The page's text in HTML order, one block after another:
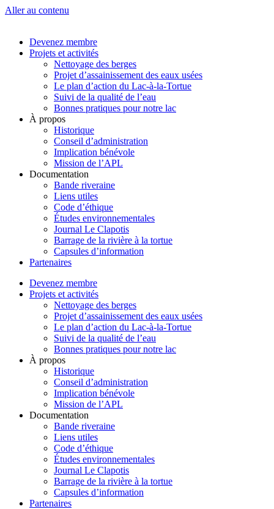
Aller au contenu
Devenez membre
Projets et activités
Nettoyage des berges
Projet d’assainissement des eaux usées
Le plan d’action du Lac-à-la-Tortue
Suivi de la qualité de l’eau
Bonnes pratiques pour notre lac
À propos
Historique
Conseil d’administration
Implication bénévole
Mission de l’APL
Documentation
Bande riveraine
Liens utiles
Code d’éthique
Études environnementales
Journal Le Clapotis
Barrage de la rivière à la tortue
Capsules d’information
Partenaires
Devenez membre
Projets et activités
Nettoyage des berges
Projet d’assainissement des eaux usées
Le plan d’action du Lac-à-la-Tortue
Suivi de la qualité de l’eau
Bonnes pratiques pour notre lac
À propos
Historique
Conseil d’administration
Implication bénévole
Mission de l’APL
Documentation
Bande riveraine
Liens utiles
Code d’éthique
Études environnementales
Journal Le Clapotis
Barrage de la rivière à la tortue
Capsules d’information
Partenaires